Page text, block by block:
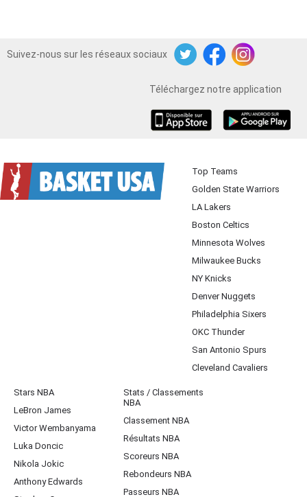
Suivez-nous sur les réseaux sociaux
TwitterFacebookInstagram
Téléchargez notre application
Top Teams
Golden State Warriors
LA Lakers
Boston Celtics
Minnesota Wolves
Milwaukee Bucks
NY Knicks
Denver Nuggets
Philadelphia Sixers
OKC Thunder
San Antonio Spurs
Cleveland Cavaliers
Stars NBA
LeBron James
Victor Wembanyama
Luka Doncic
Nikola Jokic
Anthony Edwards
Stats / Classements
NBA
Classement NBA
Résultats NBA
Scoreurs NBA
Rebondeurs NBA
Passeurs NBA